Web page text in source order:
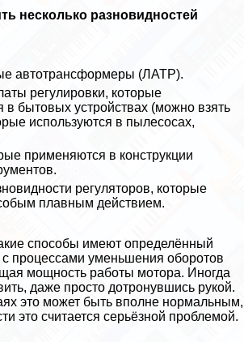
несколько разновидностей
автотрaнcформеры (ЛАТР).
регулировки, которые
в бытовых устройствах (можно взять
используются в пылесосах,
применяются в конструкции
регуляторов, которые
плавным действием.
способы имеют определённый
процессами уменьшения оборотов
мощность работы мотора. Иногда
даже просто дотронувшись рукой.
это может быть вполне нормальным,
это считается серьёзной проблемой.